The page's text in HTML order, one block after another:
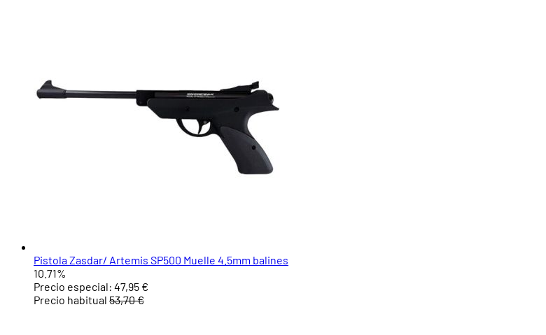
Pistola Zasdar/ Artemis SP500 Muelle 4.5mm balines
10.71%
Precio especial: 47,95 €
Precio habitual 53,70 €